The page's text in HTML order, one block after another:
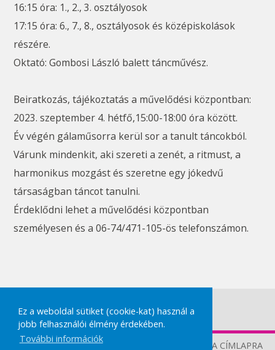
Ez a weboldal sütiket (cookie-kat) használ a
jobb felhasználói élmény érdekében.
További információk
16:15 óra: 1., 2., 3. osztályosok
17:15 óra: 6., 7., 8., osztályosok és középiskolások
részére.
Oktató: Gombosi László balett táncművész.
Beiratkozás, tájékoztatás a művelődési központban:
2023. szeptember 4. hétfő,15:00-18:00 óra között.
Év végén gálaműsorra kerül sor a tanult táncokból.
Várunk mindenkit, aki szereti a zenét, a ritmust, a
harmonikus mozgást és szeretne egy jókedvű
társaságban táncot tanulni.
Érdeklődni lehet a művelődési központban
személyesen és a 06-74/471-105-ös telefonszámon.
#balett #jazzbalett
TOVÁBB A CÍMLAPRA